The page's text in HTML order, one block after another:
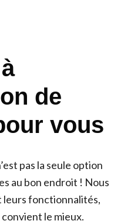
de
vous
pas la seule option
au bon endroit ! Nous
leurs fonctionnalités,
le mieux.